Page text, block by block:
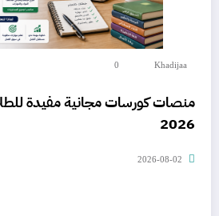
Khadijaa
0
منصات كورسات مجانية مفيدة
2026
2026-08-02